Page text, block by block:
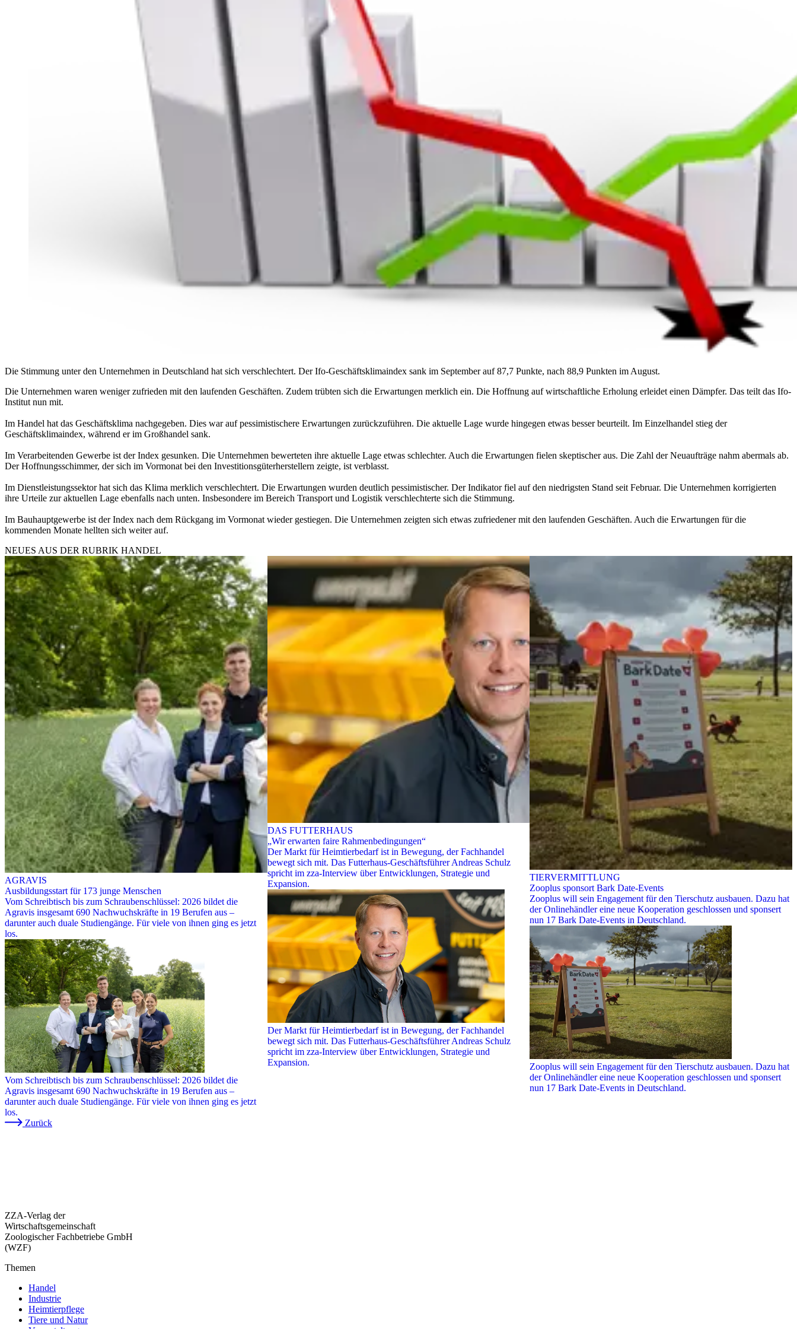
Die Stimmung unter den Unternehmen in Deutschland hat sich verschlechtert. Der Ifo-Geschäftsklimaindex sank im September auf 87,7 Punkte, nach 88,9 Punkten im August.
Die Unternehmen waren weniger zufrieden mit den laufenden Geschäften. Zudem trübten sich die Erwartungen merklich ein. Die Hoffnung auf wirtschaftliche Erholung erleidet einen Dämpfer. Das teilt das Ifo-
Institut nun mit.
Im Handel hat das Geschäftsklima nachgegeben. Dies war auf pessimistischere Erwartungen zurückzuführen. Die aktuelle Lage wurde hingegen etwas besser beurteilt. Im Einzelhandel stieg der
Geschäftsklimaindex, während er im Großhandel sank.
Im Verarbeitenden Gewerbe ist der Index gesunken. Die Unternehmen bewerteten ihre aktuelle Lage etwas schlechter. Auch die Erwartungen fielen skeptischer aus. Die Zahl der Neuaufträge nahm abermals ab.
Der Hoffnungsschimmer, der sich im Vormonat bei den Investitionsgüterherstellern zeigte, ist verblasst.
Im Dienstleistungssektor hat sich das Klima merklich verschlechtert. Die Erwartungen wurden deutlich pessimistischer. Der Indikator fiel auf den niedrigsten Stand seit Februar. Die Unternehmen korrigierten
ihre Urteile zur aktuellen Lage ebenfalls nach unten. Insbesondere im Bereich Transport und Logistik verschlechterte sich die Stimmung.
Im Bauhauptgewerbe ist der Index nach dem Rückgang im Vormonat wieder gestiegen. Die Unternehmen zeigten sich etwas zufriedener mit den laufenden Geschäften. Auch die Erwartungen für die
kommenden Monate hellten sich weiter auf.
NEUES AUS DER RUBRIK HANDEL
AGRAVIS
Ausbildungsstart für 173 junge Menschen
Vom Schreibtisch bis zum Schraubenschlüssel: 2026 bildet die
Agravis insgesamt 690 Nachwuchskräfte in 19 Berufen aus –
darunter auch duale Studiengänge. Für viele von ihnen ging es jetzt
los.
Vom Schreibtisch bis zum Schraubenschlüssel: 2026 bildet die
Agravis insgesamt 690 Nachwuchskräfte in 19 Berufen aus –
darunter auch duale Studiengänge. Für viele von ihnen ging es jetzt
los.
DAS FUTTERHAUS
„Wir erwarten faire Rahmenbedingungen“
Der Markt für Heimtierbedarf ist in Bewegung, der Fachhandel
bewegt sich mit. Das Futterhaus-Geschäftsführer Andreas Schulz
spricht im zza-Interview über Entwicklungen, Strategie und
Expansion.
Der Markt für Heimtierbedarf ist in Bewegung, der Fachhandel
bewegt sich mit. Das Futterhaus-Geschäftsführer Andreas Schulz
spricht im zza-Interview über Entwicklungen, Strategie und
Expansion.
TIERVERMITTLUNG
Zooplus sponsort Bark Date-Events
Zooplus will sein Engagement für den Tierschutz ausbauen. Dazu hat
der Onlinehändler eine neue Kooperation geschlossen und sponsert
nun 17 Bark Date-Events in Deutschland.
Zooplus will sein Engagement für den Tierschutz ausbauen. Dazu hat
der Onlinehändler eine neue Kooperation geschlossen und sponsert
nun 17 Bark Date-Events in Deutschland.
Zurück
ZZA-Verlag der
Wirtschaftsgemeinschaft
Zoologischer Fachbetriebe GmbH
(WZF)
Themen
Handel
Industrie
Heimtierpflege
Tiere und Natur